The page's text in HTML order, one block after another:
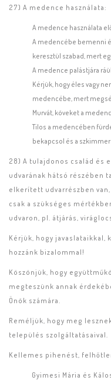
27) A medence használata:
A medence használata
A medencébe bemenni
keresztül szabad, mert
A medence palástjára
Kérjük, hogy éles vagy
medencébe, mert
Murvát, köveket a
Tilos a medencében
bekapcsol és a szkimmer
28) A tulajdonos család és
udvarának hátsó részében
elkerített udvarrészben
csak a szükséges
udvaron, pl. átjárás,
Kérjük, hogy
hozzánk bizalommal!
Köszönjük, hogy
megteszünk annak
Önök számára.
Reméljük, hogy meg
település szolgáltatásaival.
Kellemes pihenést,
Gyimesi Mária és